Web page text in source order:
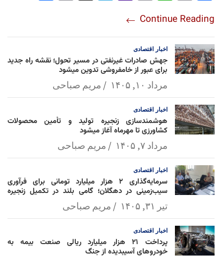
ok
Ap
p
Lin
k
l
Continue Reading
اخبار اقتصادی
جهش صادرات غیرنفتی در مسیر تحول؛ نقشه راه جدید
برای عبور از خامفروشی تدوین میشود
مرداد ۱۰, ۱۴۰۵ مریم صباحی
اخبار اقتصادی
هوشمندسازی زنجیره تولید و تأمین محصولات
کشاورزی تا مهرماه آغاز میشود
مرداد ۷, ۱۴۰۵ مریم صباحی
اخبار اقتصادی
سرمایه‌گذاری ۲ هزار میلیارد تومانی برای فرآوری
سیب‌زمینی در دهگلان؛ گامی بلند در تکمیل زنجیره
تیر ۳۱, ۱۴۰۵ مریم صباحی
اخبار اقتصادی
پرداخت ۲۱ هزار میلیارد ریالی صنعت بیمه به
خودروهای آسیبدیده از جنگ